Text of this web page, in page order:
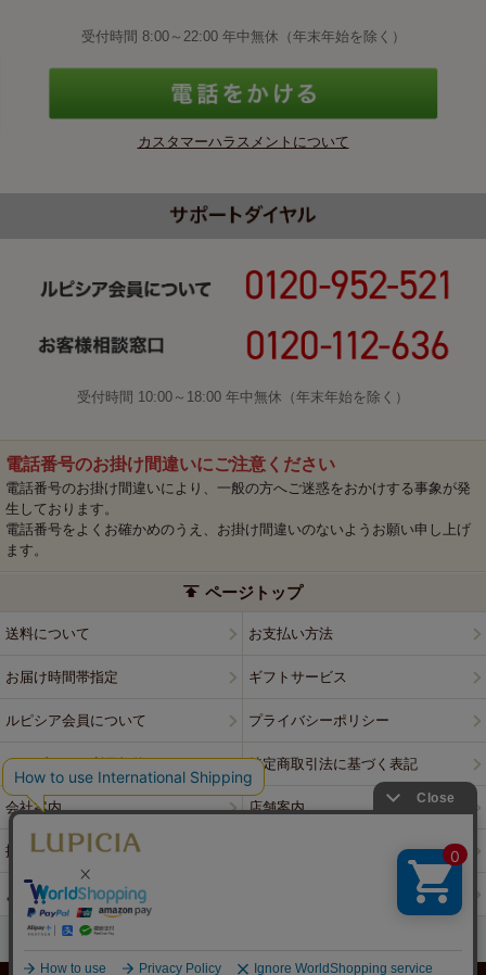
受付時間 8:00～22:00 年中無休（年末年始を除く）
カスタマーハラスメントについて
受付時間 10:00～18:00 年中無休（年末年始を除く）
電話番号のお掛け間違いにご注意ください
電話番号のお掛け間違いにより、一般の方へご迷惑をおかけする事象が発
生しております。
電話番号をよくお確かめのうえ、お掛け間違いのないようお願い申し上げ
ます。
ページトップ
送料について お支払い方法
お届け時間帯指定 ギフトサービス
ルピシア会員について プライバシーポリシー
ウェブサイト利用規約 特定商取引法に基づく表記
会社案内 店舗案内
採用情報
よくある質問